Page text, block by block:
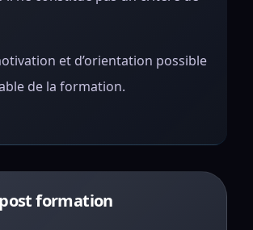
et d’orientation possible
de la formation.
formation